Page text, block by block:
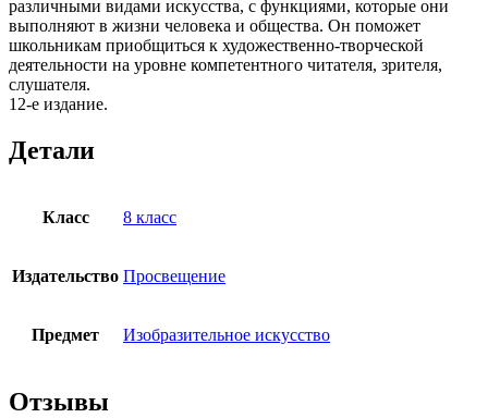
различными видами искусства, с функциями, которые они
выполняют в жизни человека и общества. Он поможет
школьникам приобщиться к художественно-творчес­кой
деятельности на уровне компетентного читателя, зрителя,
слушателя.
12-е издание.
Детали
Класс 8 класс
Издательство Просвещение
Предмет Изобразительное искусство
Отзывы